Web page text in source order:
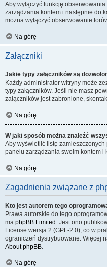
Aby wyłączyć funkcję
zarządzania kontem i następnie do
można wyłączyć obserwowanie
Na górę
Załączniki
Jakie typy załączników są
Każdy administrator witryny może
typy załączników. Jeśli nie masz
załączników jest zabronione,
Na górę
W jaki sposób można znaleźć
Aby wyświetlić listę
panelu zarządzania swoim kontem
Na górę
Zagadnienia związane z
Kto jest autorem tego
Prawa autorskie do tego
ma phpBB Limited . Jest ono
License wersja 2 (GPL-2.0), co w
ograniczeń dystrybuowane. Więcej
About phpBB.
Na górę